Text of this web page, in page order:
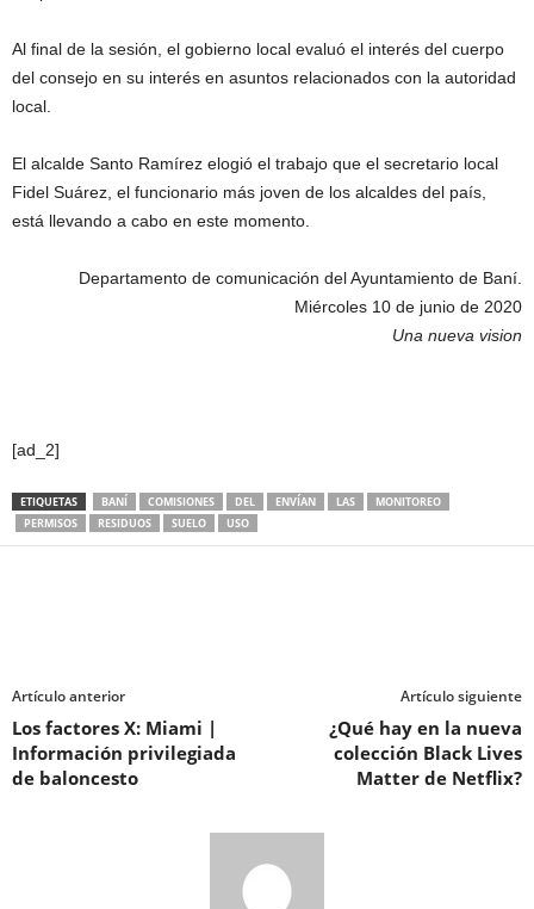
Al final de la sesión, el gobierno local evaluó el interés del cuerpo
del consejo en su interés en asuntos relacionados con la autoridad
local.
El alcalde Santo Ramírez elogió el trabajo que el secretario local
Fidel Suárez, el funcionario más joven de los alcaldes del país,
está llevando a cabo en este momento.
Departamento de comunicación del Ayuntamiento de Baní.
Miércoles 10 de junio de 2020
Una nueva vision
[ad_2]
ETIQUETAS BANÍ COMISIONES DEL ENVÍAN LAS
MONITOREO
PERMISOS
RESIDUOS SUELO USO
Artículo anterior
Los factores X: Miami |
Información privilegiada
de baloncesto
Artículo siguiente
¿Qué hay en la nueva
colección Black Lives
Matter de Netflix?